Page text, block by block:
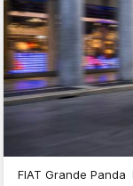
FIAT Grande Panda